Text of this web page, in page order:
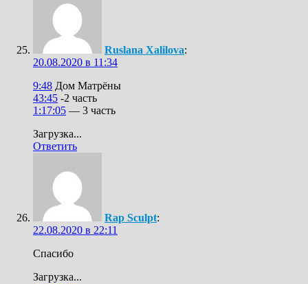
Ruslana Xalilova:
20.08.2020 в 11:34
9:48 Дом Матрёны
43:45 -2 часть
1:17:05 — 3 часть
Загрузка...
Ответить
Rap Sculpt:
22.08.2020 в 22:11
Спасибо
Загрузка...